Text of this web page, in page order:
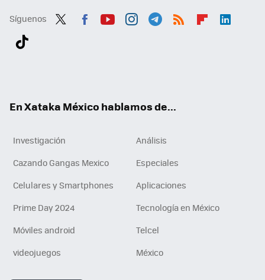
Síguenos
En Xataka México hablamos de...
Investigación
Análisis
Cazando Gangas Mexico
Especiales
Celulares y Smartphones
Aplicaciones
Prime Day 2024
Tecnología en México
Móviles android
Telcel
videojuegos
México